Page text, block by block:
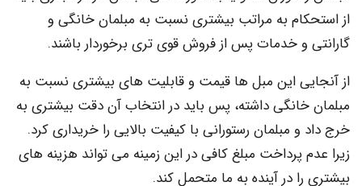
از استحکام به مراتب بیشتری نسبت به مبلمان خانگی و
گارانتی و خدمات پس از فروش قوی تری برخوردار باشند.
از آنجایی این مبل ها قیمت و قابلیت های بیشتری نسبت به
مبلمان خانگی داشته، پس باید در انتخاب آن دقت بیشتری به
خرج داد و مبلمان رستورانی با کیفیت بالایی را خریداری کرد.
زیرا عدم پرداخت مبلغ کافی در این زمینه می تواند هزینه های
بیشتری را در آینده به ما متحمل کند.